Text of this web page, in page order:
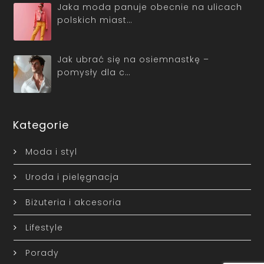
Jaka moda panuje obecnie na ulicach
polskich miast…
Jak ubrać się na osiemnastkę –
pomysły dla c…
Kategorie
Moda i styl
Uroda i pielęgnacja
Biżuteria i akcesoria
Lifestyle
Porady